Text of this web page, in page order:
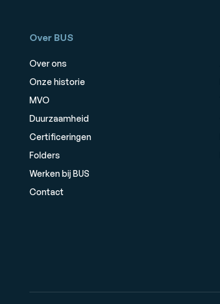
Over BUS
Over ons
Onze historie
MVO
Duurzaamheid
Certificeringen
Folders
Werken bij BUS
Contact